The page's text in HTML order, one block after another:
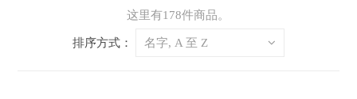
这里有178件商品。
排序方式： 名字, A 至 Z